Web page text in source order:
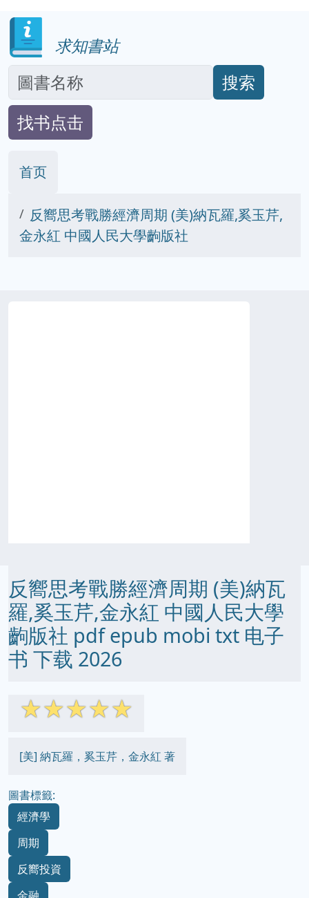
求知書站
搜索
找书点击
首页
反嚮思考戰勝經濟周期 (美)納瓦羅,奚玉芹,
金永紅 中國人民大學齣版社
反嚮思考戰勝經濟周期 (美)納瓦
羅,奚玉芹,金永紅 中國人民大學
齣版社 pdf epub mobi txt 电子
书 下载 2026
☆☆☆☆☆
[美] 納瓦羅，奚玉芹，金永紅 著
圖書標籤:
經濟學
周期
反嚮投資